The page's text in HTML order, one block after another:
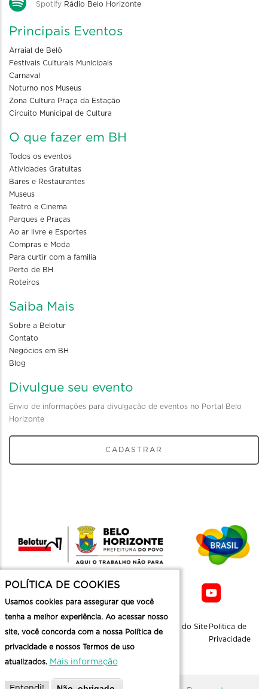
Spotify Rádio Belo Horizonte
Principais Eventos
Arraial de Belô
Festivais Culturais Municipais
Carnaval
Noturno nos Museus
Zona Cultura Praça da Estação
Circuito Municipal de Cultura
O que fazer em BH
Todos os eventos
Atividades Gratuitas
Bares e Restaurantes
Museus
Teatro e Cinema
Parques e Praças
Ao ar livre e Esportes
Compras e Moda
Para curtir com a familia
Perto de BH
Roteiros
Saiba Mais
Sobre a Belotur
Contato
Negócios em BH
Blog
Divulgue seu evento
Envio de informações para divulgação de eventos no Portal Belo
Horizonte
CADASTRAR
Mapa do Site Politica de
Privacidade
POLÍTICA DE COOKIES
Usamos cookies para assegurar que você
tenha a melhor experiência. Ao acessar nosso
site, você concorda com a nossa Política de
privacidade e nossos Termos de uso
atualizados. Mais informação